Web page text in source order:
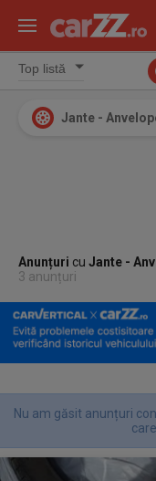
Jante -
Anunțuri cuJante -
3 anunțuri
Nu am găsit anunțuri